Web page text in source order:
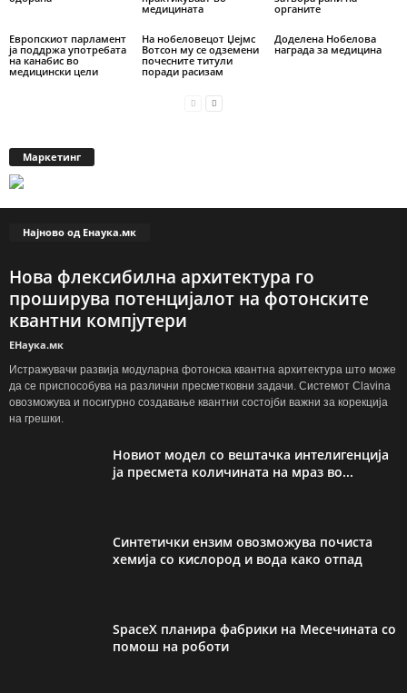
медицината
органите
Европскиот парламент
ја поддржа употребата
на канабис во
медицински цели
На нобеловецот Џејмс
Вотсон му се одземени
почесните титули
поради расизам
Доделена Нобелова
награда за медицина
Маркетинг
Најново од Енаука.мк
Нова флексибилна архитектура го
проширува потенцијалот на фотонските
квантни компјутери
ЕНаука.мк
Истражувачи развија модуларна фотонска квантна архитектура што може
да се приспособува на различни пресметковни задачи. Системот Clavina
овозможува и посигурно создавање квантни состојби важни за корекција
на грешки.
Новиот модел со вештачка интелигенција
ја пресмета количината на мраз во...
Синтетички ензим овозможува почиста
хемија со кислород и вода како отпад
SpaceX планира фабрики на Месечината со
помош на роботи